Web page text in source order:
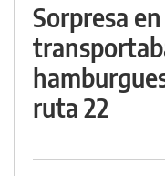
Sorpresa
ruta 22